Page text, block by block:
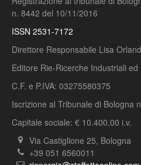
n. 8442 del 10/11/2016
ISSN 2531-7172
Direttore Responsabile Lisa
Editore Rie-Ricerche Industriali ed
C.F. e P.IVA: 03275580375
Iscrizione al Tribunale di Bologna
Capitale sociale: € 10.400,00 i.v.
Via Castiglione 25, Bologna
+39 051 6560011